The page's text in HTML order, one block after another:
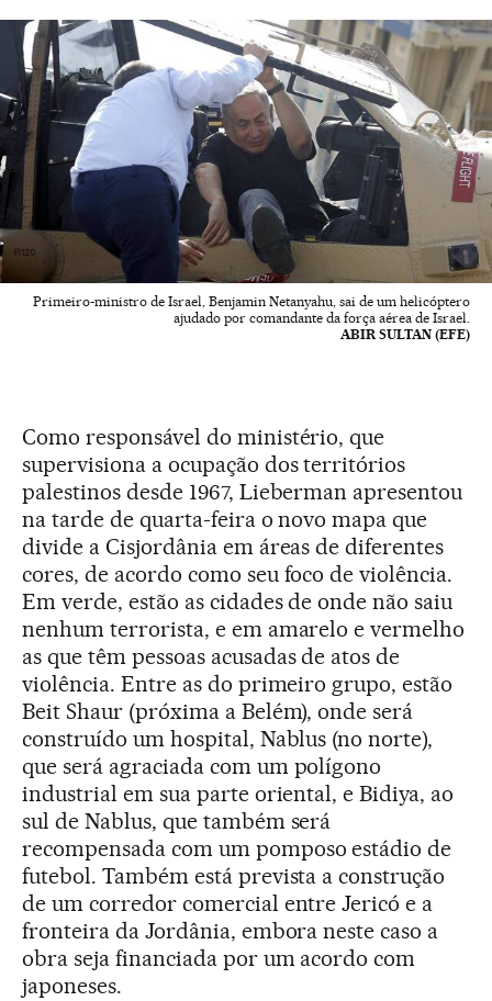
Primeiro-ministro de Israel, Benjamin Netanyahu, sai de um helicóptero
ajudado por comandante da força aérea de Israel.
ABIR SULTAN (EFE)
Como responsável do ministério, que
supervisiona a ocupação dos territórios
palestinos desde 1967, Lieberman apresentou
na tarde de quarta-feira o novo mapa que
divide a Cisjordânia em áreas de diferentes
cores, de acordo como seu foco de violência.
Em verde, estão as cidades de onde não saiu
nenhum terrorista, e em amarelo e vermelho
as que têm pessoas acusadas de atos de
violência. Entre as do primeiro grupo, estão
Beit Shaur (próxima a Belém), onde será
construído um hospital, Nablus (no norte),
que será agraciada com um polígono
industrial em sua parte oriental, e Bidiya, ao
sul de Nablus, que também será
recompensada com um pomposo estádio de
futebol. Também está prevista a construção
de um corredor comercial entre Jericó e a
fronteira da Jordânia, embora neste caso a
obra seja financiada por um acordo com
japoneses.